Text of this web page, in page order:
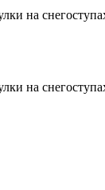
на
на